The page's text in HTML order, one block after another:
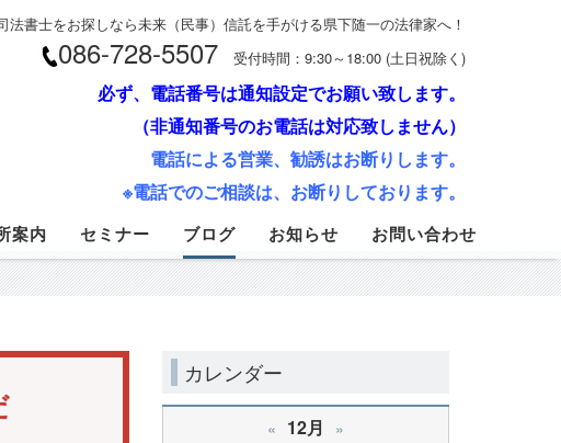
法書士をお探しなら未来（民事）信託を手がける県下随一の法律家へ！
086-728-5507 受付時間：9:30～18:00 (土日祝除く)
必ず、電話番号は通知設定でお願い致します。
（非通知番号のお電話は対応致しません）
電話による営業、勧誘はお断りします。
※電話でのご相談は、お断りしております。
案内 セミナー ブログ お知らせ お問い合わせ
カレンダー
« 12月 »